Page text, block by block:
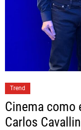
Trend
Cinema como
Carlos